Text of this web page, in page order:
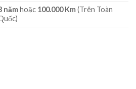
nămhoặc 100.000 Km(Trên Toàn